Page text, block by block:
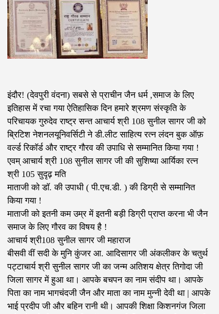
इंदौर! (देवपुरी वंदना) सबसे से प्राचीन जैन धर्म ,समाज के लिए
इतिहास में रचा गया ऐतिहासिक दिन हमारे श्रमण संस्कृति के
परिचायक गुरुदेव राष्ट्र सन्त आचार्य श्री 108 सुनील सागर जी को
ब्रिटिश नेशनलयूनिवर्सिटी ने डी.लीट साहित्य रत्न लंदन बुक ऑफ़
वर्ल्ड रिकॉर्ड और राष्ट्र गौरव की उपाधि से सम्मानित किया गया !
एवम् आचार्य श्री 108 सुनील सागर जी की सुशिष्या आर्यिका रत्न
श्री 105 सुदृढ़ मति
माताजी को डॉ. की उपाधी ( पी.एच.डी. ) की डिग्री से सम्मानित
किया गया !
माताजी को इतनी कम उम्र में इतनी बड़ी डिग्री प्राप्त करना भी जैन
समाज के लिए गौरव का विषय है !
आचार्य श्री108 सुनील सागर जी महाराज
बीसवी वीं सदी के मुनि कुंजर आ. आदिसागर जी अंकलीकर के चतुर्थ
पट्टाचार्य श्री सुनील सागर जी का जन्म अतिशय क्षेत्र तिगोदा जी
जिला सागर में हुआ था। आपके बचपन का नाम संदीप था। आपके
पिता का नाम भागचंदजी जैन और माता का नाम मुन्नी देवी था | आपके
भाई प्रदीप जी और बहिन रानी थी। आपकी शिक्षा किशनगंज जिला